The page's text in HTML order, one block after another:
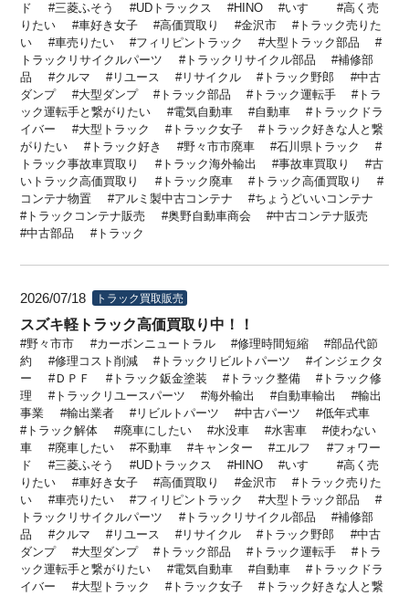
ド
三菱ふそう UDトラックス HINO いすゞ
高く売
りたい
車好き女子 高価買取り 金沢市
トラック売りた
い
車売りたい フィリピントラック
大型トラック部品
トラックリサイクルパーツ
トラックリサイクル部品
補修部
品
クルマ リユース リサイクル トラック野郎
中古
ダンプ
大型ダンプ トラック部品 トラック運転手
トラ
ック運転手と繋がりたい
電気自動車 自動車
トラックドラ
イバー
大型トラック トラック女子
トラック好きな人と繋
がりたい
トラック好き 野々市市廃車
石川県トラック
トラック事故車買取り
トラック海外輸出 事故車買取り
古
いトラック高価買取り
トラック廃車
トラック高価買取り
コンテナ物置
アルミ製中古コンテナ
ちょうどいいコンテナ
トラックコンテナ販売
奥野自動車商会
中古コンテナ販売
中古部品
トラック
2026/07/18 トラック買取販売
スズキ軽トラック高価買取り中！！
野々市市 カーボンニュートラル 修理時間短縮
部品代節
約
修理コスト削減 トラックリビルトパーツ
インジェクタ
ー
ＤＰＦ トラック鈑金塗装 トラック整備
トラック修
理
トラックリユースパーツ 海外輸出 自動車輸出
輸出
事業
輸出業者 リビルトパーツ 中古パーツ
低年式車
トラック解体
廃車にしたい 水没車 水害車
使わない
車
廃車したい 不動車 キャンター エルフ
フォワー
ド
三菱ふそう UDトラックス HINO いすゞ
高く売
りたい
車好き女子 高価買取り 金沢市
トラック売りた
い
車売りたい フィリピントラック
大型トラック部品
トラックリサイクルパーツ
トラックリサイクル部品
補修部
品
クルマ リユース リサイクル トラック野郎
中古
ダンプ
大型ダンプ トラック部品 トラック運転手
トラ
ック運転手と繋がりたい
電気自動車 自動車
トラックドラ
イバー
大型トラック トラック女子
トラック好きな人と繋